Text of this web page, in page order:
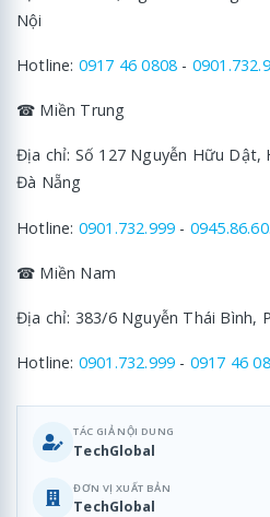
Nội
Hotline: 0917 46 0808 -
☎ Miền Trung
Địa chỉ: Số 127 Nguyễn Hữu Dật,
Đà Nẵng
Hotline: 0901.732.999 -
☎ Miền Nam
Địa chỉ: 383/6 Nguyễn Thái Bình,
Hotline: 0901.732.999 - 0917 46
TÁC GIẢ NỘI DUNG
TechGlobal
ĐƠN VỊ XUẤT BẢN
TechGlobal